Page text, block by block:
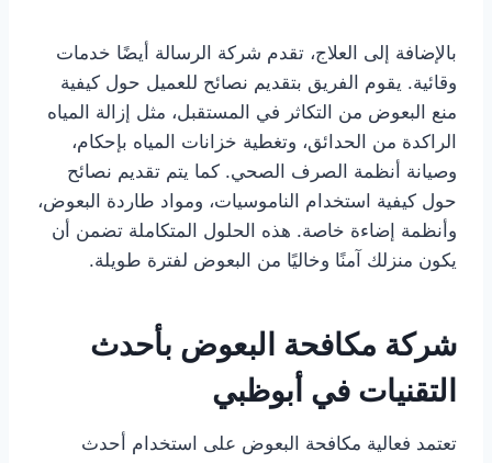
بالإضافة إلى العلاج، تقدم شركة الرسالة أيضًا خدمات
وقائية. يقوم الفريق بتقديم نصائح للعميل حول كيفية
منع البعوض من التكاثر في المستقبل، مثل إزالة المياه
الراكدة من الحدائق، وتغطية خزانات المياه بإحكام،
وصيانة أنظمة الصرف الصحي. كما يتم تقديم نصائح
حول كيفية استخدام الناموسيات، ومواد طاردة البعوض،
وأنظمة إضاءة خاصة. هذه الحلول المتكاملة تضمن أن
يكون منزلك آمنًا وخاليًا من البعوض لفترة طويلة.
شركة مكافحة البعوض بأحدث
التقنيات في أبوظبي
تعتمد فعالية مكافحة البعوض على استخدام أحدث